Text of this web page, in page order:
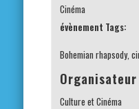
Cinéma
évènement Tags:
Bohemian rhapsody,
Organisateur
Culture et Cinéma